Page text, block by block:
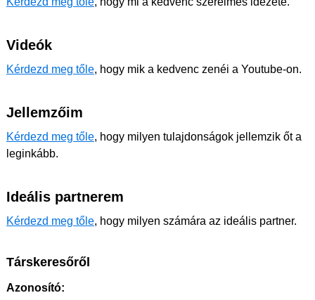
Videók
Kérdezd meg tőle, hogy mik a kedvenc zenéi a Youtube-on.
Jellemzőim
Kérdezd meg tőle, hogy milyen tulajdonságok jellemzik őt a
leginkább.
Ideális partnerem
Kérdezd meg tőle, hogy milyen számára az ideális partner.
Társkeresőről
Azonosító: